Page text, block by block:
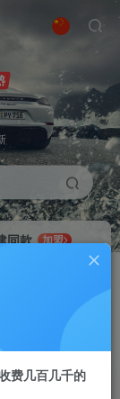
同款
加盟
费几百几千的